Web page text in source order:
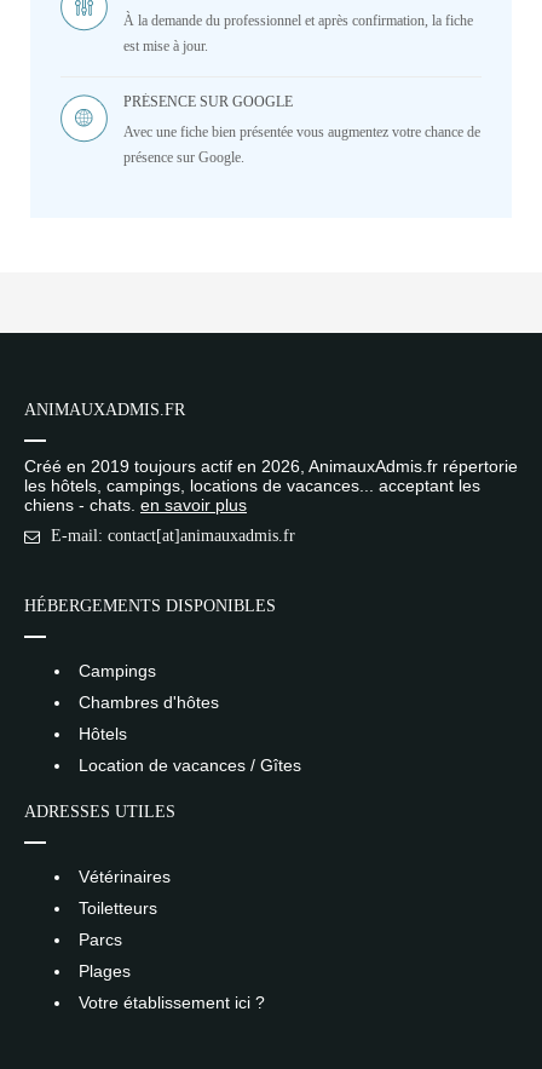
À la demande du professionnel et après confirmation, la fiche
est mise à jour.
PRÉSENCE SUR GOOGLE
Avec une fiche bien présentée vous augmentez votre chance de
présence sur Google.
ANIMAUXADMIS.FR
Créé en 2019 toujours actif en 2026, AnimauxAdmis.fr répertorie
les hôtels, campings, locations de vacances... acceptant les
chiens - chats. en savoir plus
E-mail: contact[at]animauxadmis.fr
HÉBERGEMENTS DISPONIBLES
Campings
Chambres d'hôtes
Hôtels
Location de vacances / Gîtes
ADRESSES UTILES
Vétérinaires
Toiletteurs
Parcs
Plages
Votre établissement ici ?